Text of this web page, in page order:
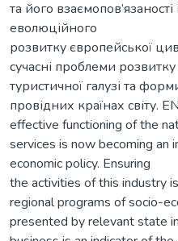
та його
еволюційного
розвитку європейської
сучасні проблеми розвитку
туристичної галузі та
провідних країнах світу.
effective functioning of the
services is now becoming an
economic policy. Ensuring
the activities of this industry
regional programs of socio-
presented by relevant state